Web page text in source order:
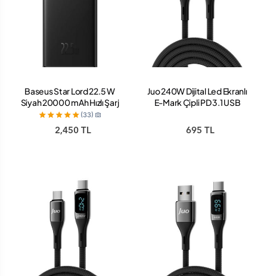
Baseus Star Lord 22.5 W
Siyah 20000 mAh Hızlı Şarj
Powerbank
(33)
2,450 TL
Juo 240W Dijital Led Ekranlı
E-Mark Çipli PD 3.1 USB
ve Data Kablosu 2 Metre
695 TL